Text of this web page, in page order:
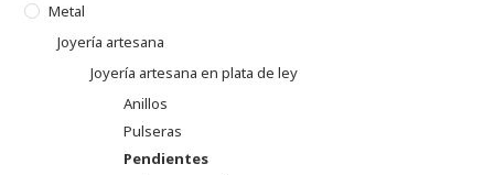
Metal
Joyería artesana
Joyería artesana en plata de ley
Anillos
Pulseras
Pendientes